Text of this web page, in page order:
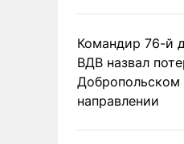
Командир 76-й
ВДВ назвал
Добропольском
направлении